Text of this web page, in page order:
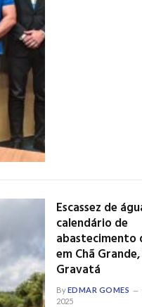
Escassez de
calendário de
abastecimento
em Chã
Gravatá
ByEDMAR GOMES
2025